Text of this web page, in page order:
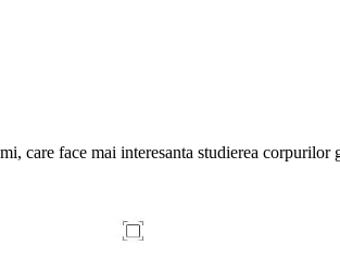
care face mai interesanta studierea corpurilor